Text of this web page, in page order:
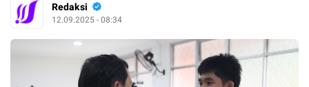
Redaksi
12.09.2025 - 08:34